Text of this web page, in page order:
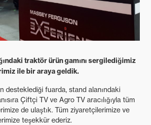
traktör ürün gamını sergilediğimiz
ile bir araya geldik.
desteklediği fuarda, stand alanındaki
Çiftçi TV ve Agro TV aracılığıyla tüm
de ulaştık. Tüm ziyaretçilerimize ve
teşekkür ederiz.